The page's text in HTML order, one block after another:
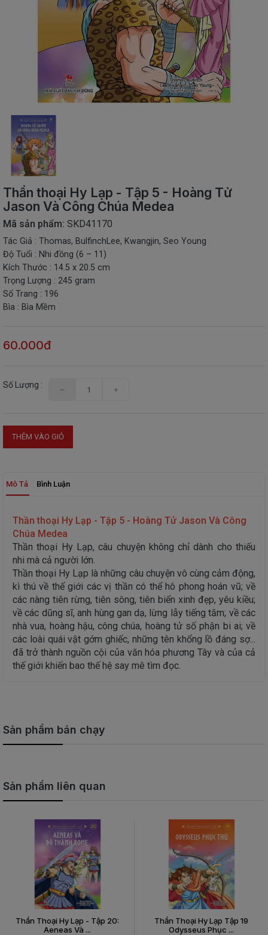
SÁCH
SÁCH
NGOẠI
NGỮ
VPP
-
ĐỒ
DÙNG
HỌC
SINH
TẶNG
-
ĐỒ
CHƠI
THIẾT
BỊ
-
Thần thoại Hy Lạp - Tập 5 - Hoàng Tử
Jason Và Công Chúa Medea
Mã sản phẩm: SKD41170
Tác Giả : Thomas, BulfinchLee, Kwangjin, Seo Young
Độ Tuổi : Nhi đồng (6 – 11)
Kích Thước : 14.5 x 20.5 cm
Trọng Lượng : 245 gram
Số Trang : 196
Bìa : Bìa Mềm
60.000đ
Số Lượng :
THÊM VÀO GIỎ
Mô Tả Bình Luận
Thần thoại Hy Lạp - Tập 5 - Hoàng Tử Jason Và Công
Chúa Medea
Thần thoại Hy Lạp, câu chuyện không chỉ dành cho thiếu
nhi mà cả người lớn.
Thần thoại Hy Lạp là những câu chuyện vô cùng cảm động,
kì thú về thế giới các vị thần có thể hô phong hoán vũ; về
các nàng tiên rừng, tiên sông, tiên biển xinh đẹp, yêu kiều;
về các dũng sĩ, anh hùng gan dạ, lừng lẫy tiếng tăm; về các
nhà vua, hoàng hậu, công chúa, hoàng tử số phận bi ai; về
các loài quái vật gớm ghiếc, những tên khổng lồ đáng sợ...
đã trở thành nguồn cội của văn hóa phương Tây và của cả
thế giới khiến bao thế hệ say mê tìm đọc.
Sản phẩm bán chạy
Sản phẩm liên quan
Thần Thoại Hy Lạp - Tập 20:
Aeneas Và ...
Thần Thoại Hy Lạp Tập 19
Odysseus Phục ...